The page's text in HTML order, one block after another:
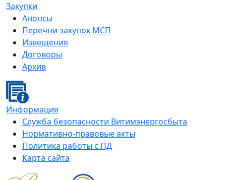
Закупки
Анонсы
Перечни закупок МСП
Извещения
Договоры
Архив
Информация
Служба безопасности Витимэнергосбыта
Нормативно-правовые акты
Политика работы с ПД
Карта сайта